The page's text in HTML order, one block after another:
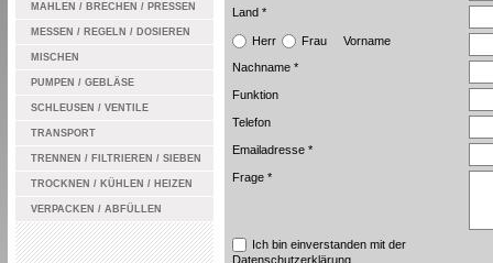
MAHLEN / BRECHEN / PRESSEN
MESSEN / REGELN / DOSIEREN
MISCHEN
PUMPEN / GEBLÄSE
SCHLEUSEN / VENTILE
TRANSPORT
TRENNEN / FILTRIEREN / SIEBEN
TROCKNEN / KÜHLEN / HEIZEN
VERPACKEN / ABFÜLLEN
Land *
Herr Frau
Vorname
Nachname *
Funktion
Telefon
Emailadresse *
Frage *
Ich bin einverstanden mit der
Datenschutzerklärung